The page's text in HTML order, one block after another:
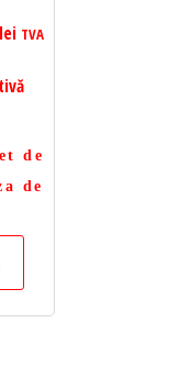
lei TVA
de
de